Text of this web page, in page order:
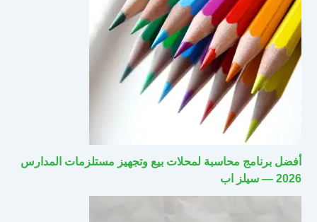
أفضل برنامج محاسبة لمحلات بيع وتجهيز مستلزمات المدارس
2026 — سيلز اب